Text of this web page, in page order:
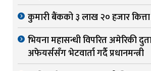
कुमारी बैंकको ३ लाख २० हजार कित्ता
भियना महासन्धी विपरित अमेरिकी
अफेयर्ससँग भेटवार्ता गर्दै प्रधानमन्त्री